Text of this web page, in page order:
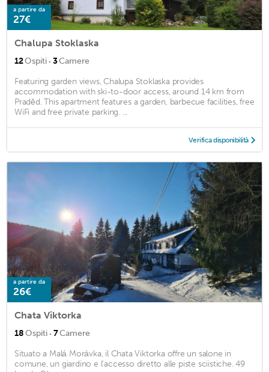
a partire da
27€
Chalupa Stoklaska
12Ospiti · 3Camere
Featuring garden views, Chalupa Stoklaska provides
accommodation with ski-to-door access, around 14 km from
Praděd. This apartment features a garden, barbecue facilities, free
WiFi and free private parking. ...
Verifica disponibilità
a partire da
26€
Chata Viktorka
18Ospiti · 7Camere
Situato a Malá Morávka, il Chata Viktorka offre un salone in
comune, un giardino e l'accesso diretto alle piste sciistiche. 49